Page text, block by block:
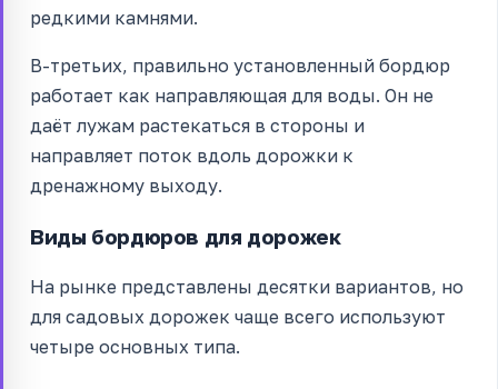
редкими камнями.
В-третьих, правильно установленный бордюр
работает как направляющая для воды. Он не
даёт лужам растекаться в стороны и
направляет поток вдоль дорожки к
дренажному выходу.
Виды бордюров для дорожек
На рынке представлены десятки вариантов, но
для садовых дорожек чаще всего используют
четыре основных типа.